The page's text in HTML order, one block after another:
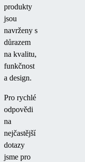
produkty
jsou
navrženy s
důrazem
na kvalitu,
funkčnost
a design.
Pro rychlé
odpovědi
na
nejčastější
dotazy
jsme pro